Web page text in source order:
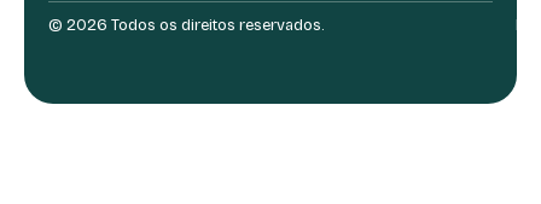
© 2026 Todos os direitos reservados.